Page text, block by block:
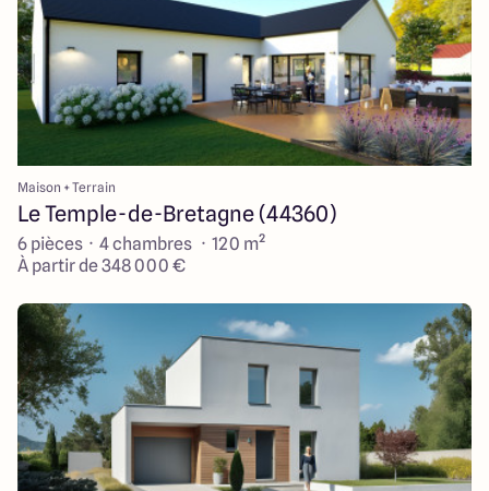
Maison + Terrain
Le Temple-de-Bretagne (44360)
6 pièces · 4 chambres · 120 m²
À partir de 348 000 €